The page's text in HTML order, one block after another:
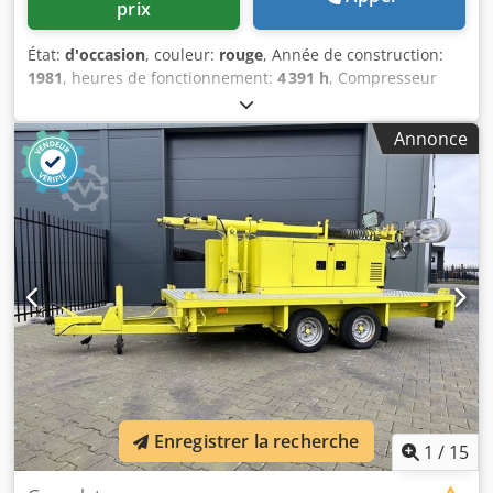
prix
État: d'occasion, couleur: rouge, Année de construction:
1981, heures de fonctionnement: 4 391 h, Compresseur
d'air • Pression de travail : 11 bar • 4391 heures •
Éclairage routier • Entièrement fonctionnel État :
D'occasion Csdpjx S Nxaofx Algoha Année de fabrication :
1981
Annonce
1 / 15
Enregistrer la recherche